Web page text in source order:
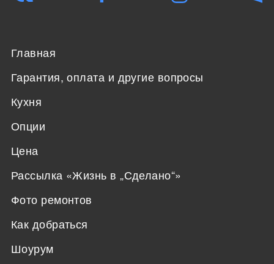
Главная
Гарантия, оплата и другие вопросы
Кухня
Опции
Цена
Рассылка «Жизнь в „Сделано“»
Фото ремонтов
Как добраться
Шоурум